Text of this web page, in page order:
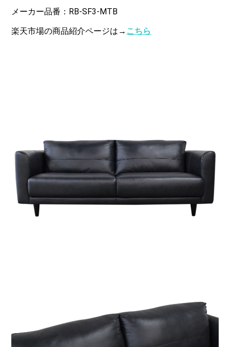
メーカー品番：RB-SF3-MTB
楽天市場の商品紹介ページは→ こちら